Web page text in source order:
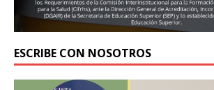
ESCRIBE CON NOSOTROS